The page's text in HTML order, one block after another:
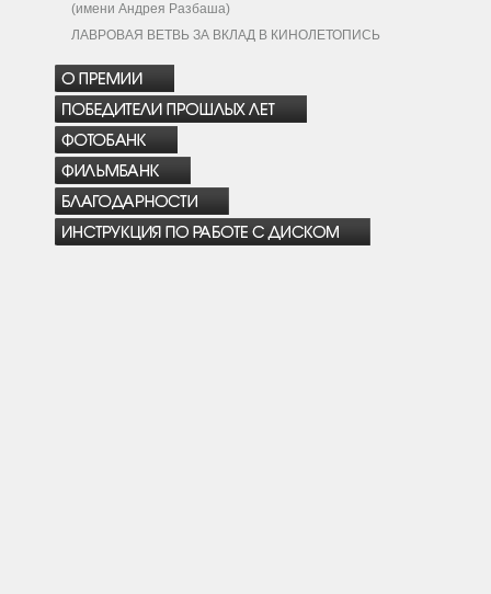
(имени Андрея Разбаша)
ЛАВРОВАЯ ВЕТВЬ ЗА ВКЛАД В КИНОЛЕТОПИСЬ